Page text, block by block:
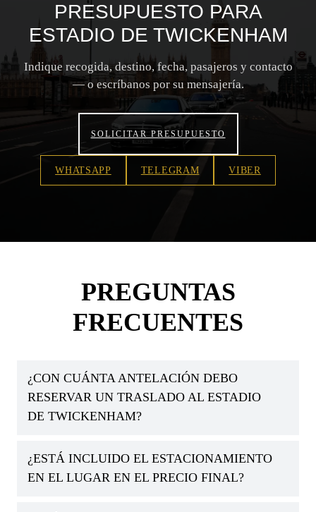
PRESUPUESTO PARA
ESTADIO DE TWICKENHAM
Indique recogida, destino, fecha, pasajeros y contacto
— o escríbanos por su mensajería.
SOLICITAR PRESUPUESTO
WHATSAPP TELEGRAM VIBER
PREGUNTAS
FRECUENTES
¿CON CUÁNTA ANTELACIÓN DEBO
RESERVAR UN TRASLADO AL ESTADIO
DE TWICKENHAM?
¿ESTÁ INCLUIDO EL ESTACIONAMIENTO
EN EL LUGAR EN EL PRECIO FINAL?